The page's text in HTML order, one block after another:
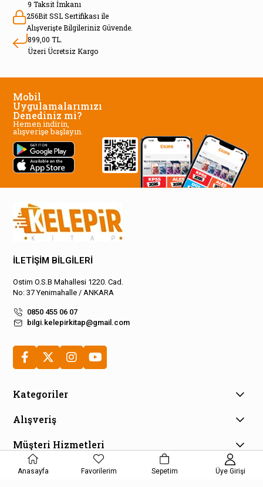
9 Taksit İmkanı
256Bit SSL Sertifikası ile
Alışverişte Bilgileriniz Güvende.
899,00 TL.
Üzeri Ücretsiz Kargo
Mobil
Uygulamalarımızı
Denediniz mi?
Hemen indirin,
alışverişe başlayın.
İLETİŞİM BİLGİLERİ
Ostim O.S.B Mahallesi 1220. Cad.
No: 37 Yenimahalle / ANKARA
0850 455 06 07
bilgi.kelepirkitap@gmail.com
Kategoriler
Alışveriş
Müşteri Hizmetleri
E-Bülten Aboneliği
Anasayfa Favorilerim Sepetim Üye Girişi